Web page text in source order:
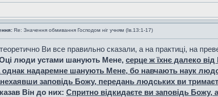
Re: Значення обмивання Господом ніг учням (Ів.13:1-17)
Ви все правильно сказали, а на практиці, на
люди устами шанують Мене, серце ж їхнє далеко
однак надаремне шанують Мене, бо навчають наук
заповідь Божу, передань людських ви
Він до них: Спритно відкидаєте ви заповідь Божу,